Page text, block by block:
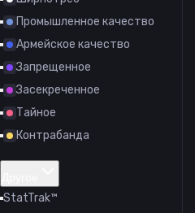
Промышленное качество
Армейское качество
Запрещенное
Засекреченное
Тайное
Контрабанда
StatTrak™